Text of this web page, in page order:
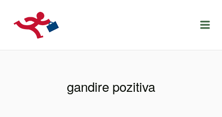
LOCURIDEMUNCACLUJ.NET
gandire pozitiva